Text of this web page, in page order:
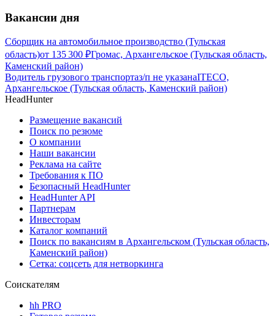
Вакансии дня
Сборщик на автомобильное производство (Тульская
область)от 135 300 ₽Громас, Архангельское (Тульская область,
Каменский район)
Водитель грузового транспортаз/п не указанаITECO,
Архангельское (Тульская область, Каменский район)
HeadHunter
Размещение вакансий
Поиск по резюме
О компании
Наши вакансии
Реклама на сайте
Требования к ПО
Безопасный HeadHunter
HeadHunter API
Партнерам
Инвесторам
Каталог компаний
Поиск по вакансиям в Архангельском (Тульская область,
Каменский район)
Сетка: соцсеть для нетворкинга
Соискателям
hh PRO